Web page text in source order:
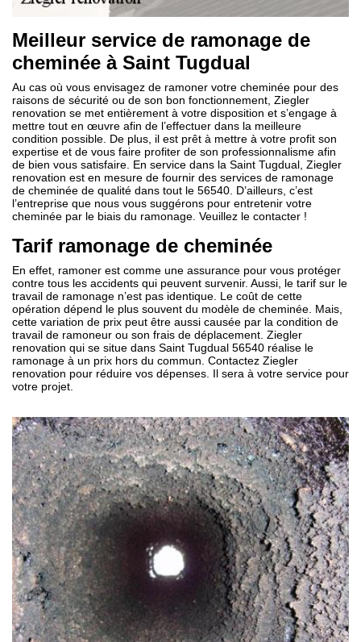
Meilleur service de ramonage de
cheminée à Saint Tugdual
Au cas où vous envisagez de ramoner votre cheminée pour des
raisons de sécurité ou de son bon fonctionnement, Ziegler
renovation se met entièrement à votre disposition et s’engage à
mettre tout en œuvre afin de l’effectuer dans la meilleure
condition possible. De plus, il est prêt à mettre à votre profit son
expertise et de vous faire profiter de son professionnalisme afin
de bien vous satisfaire. En service dans la Saint Tugdual, Ziegler
renovation est en mesure de fournir des services de ramonage
de cheminée de qualité dans tout le 56540. D’ailleurs, c’est
l’entreprise que nous vous suggérons pour entretenir votre
cheminée par le biais du ramonage. Veuillez le contacter !
Tarif ramonage de cheminée
En effet, ramoner est comme une assurance pour vous protéger
contre tous les accidents qui peuvent survenir. Aussi, le tarif sur le
travail de ramonage n’est pas identique. Le coût de cette
opération dépend le plus souvent du modèle de cheminée. Mais,
cette variation de prix peut être aussi causée par la condition de
travail de ramoneur ou son frais de déplacement. Ziegler
renovation qui se situe dans Saint Tugdual 56540 réalise le
ramonage à un prix hors du commun. Contactez Ziegler
renovation pour réduire vos dépenses. Il sera à votre service pour
votre projet.